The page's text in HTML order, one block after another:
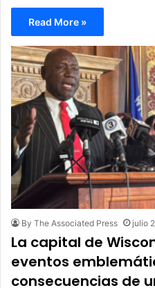
Read More »
By The Associated Press julio
La capital de
eventos
consecuencias de